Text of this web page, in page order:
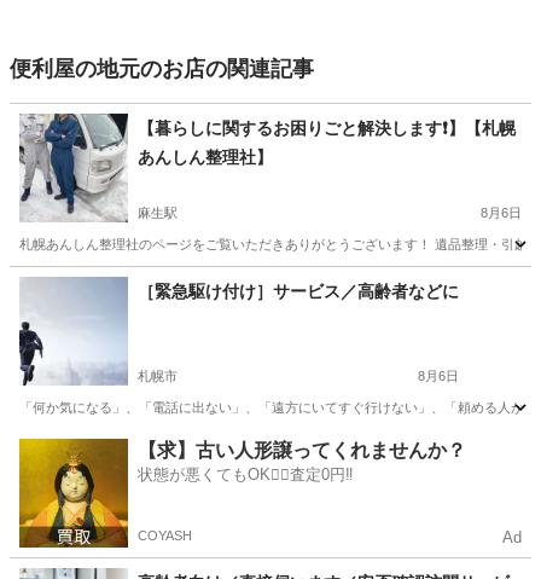
便利屋の地元のお店の関連記事
【暮らしに関するお困りごと解決します❗️】【札幌
あんしん整理社】
麻生駅 8月6日
札幌あんしん整理社のページをご覧いただきありがとうございます！ 遺品整理・引
北海道 札幌市 麻生駅 便利屋 無料
［緊急駆け付け］サービス／高齢者などに
札幌市 8月6日
「何か気になる」、「電話に出ない」、「遠方にいてすぐ行けない」、「頼める人
便利屋 御用聞き
【求】古い人形譲ってくれませんか？
状態が悪くてもOK🙆‍♀️査定0円‼️
COYASH Ad